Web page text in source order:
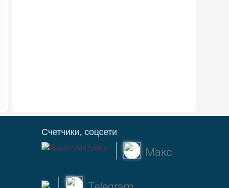
Счетчики, соцсети
Макс